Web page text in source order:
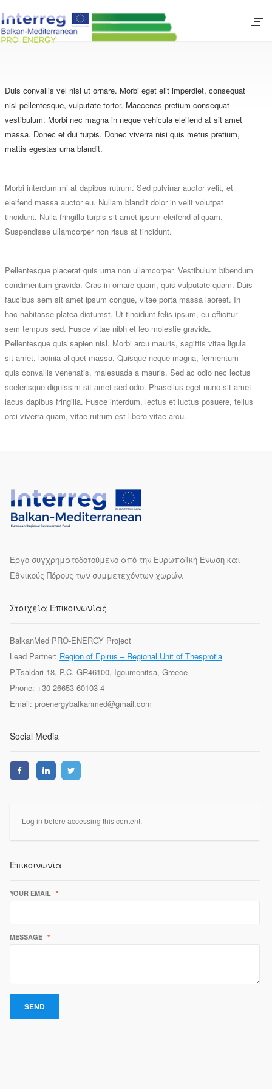
Duis convallis vel nisi ut ornare. Morbi eget elit imperdiet, consequat
nisl pellentesque, vulputate tortor. Maecenas pretium consequat
vestibulum. Morbi nec magna in neque vehicula eleifend at sit amet
massa. Donec et dui turpis. Donec viverra nisi quis metus pretium,
mattis egestas urna blandit.
Morbi interdum mi at dapibus rutrum. Sed pulvinar auctor velit, et
eleifend massa auctor eu. Nullam blandit dolor in velit volutpat
tincidunt. Nulla fringilla turpis sit amet ipsum eleifend aliquam.
Suspendisse ullamcorper non risus at tincidunt.
Pellentesque placerat quis urna non ullamcorper. Vestibulum bibendum
condimentum gravida. Cras in ornare quam, quis vulputate quam. Duis
faucibus sem sit amet ipsum congue, vitae porta massa laoreet. In
hac habitasse platea dictumst. Ut tincidunt felis ipsum, eu efficitur
sem tempus sed. Fusce vitae nibh et leo molestie gravida.
Pellentesque quis sapien nisl. Morbi arcu mauris, sagittis vitae ligula
sit amet, lacinia aliquet massa. Quisque neque magna, fermentum
quis convallis venenatis, malesuada a mauris. Sed ac odio nec lectus
scelerisque dignissim sit amet sed odio. Phasellus eget nunc sit amet
lacus dapibus fringilla. Fusce interdum, lectus et luctus posuere, tellus
orci viverra quam, vitae rutrum est libero vitae arcu.
Έργο συγχρηματοδοτούμενο από την Ευρωπαϊκή Ένωση και
Εθνικούς Πόρους των συμμετεχόντων χωρών.
Στοιχεία Επικοινωνίας
BalkanMed PRO-ENERGY Project
Lead Partner: Region of Epirus – Regional Unit of Thesprotia
P.Tsaldari 18, P.C. GR46100, Igoumenitsa, Greece
Phone: +30 26653 60103-4
Email: proenergybalkanmed@gmail.com
Social Media
Log in before accessing this content.
Επικοινωνία
YOUR EMAIL *
MESSAGE *